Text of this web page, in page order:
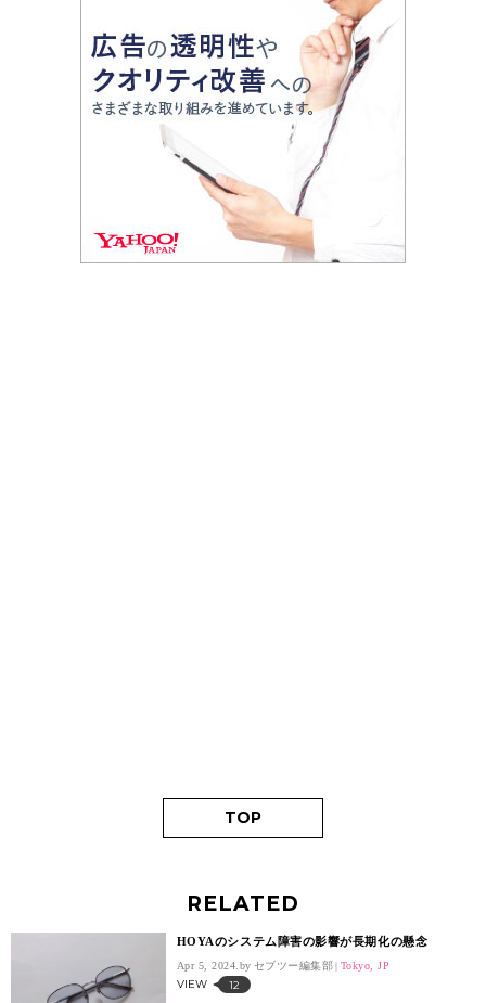
TOP
RELATED
HOYAのシステム障害の影響が長期化の懸念
Apr 5, 2024. セブツー編集部 Tokyo, JP
VIEW 12